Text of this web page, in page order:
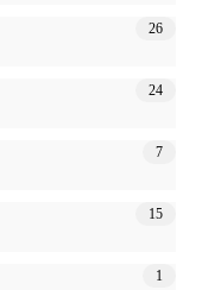
26
24
7
15
1